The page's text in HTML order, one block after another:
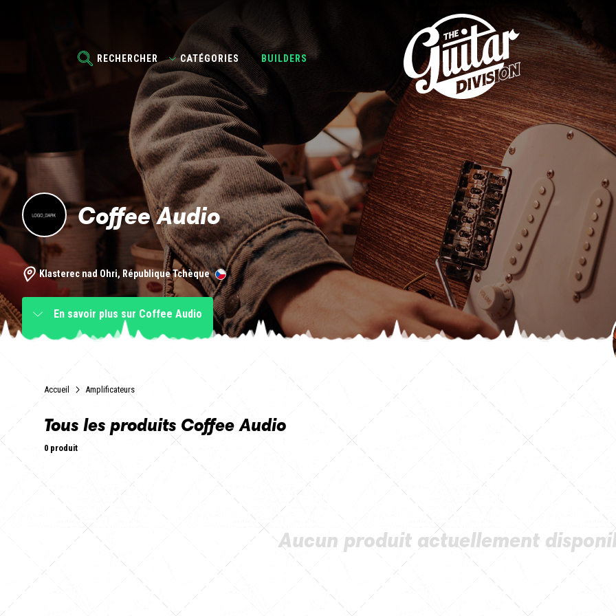
RECHERCHER CATÉGORIES BUILDERS
Coffee Audio
Klasterec nad Ohri, République Tchèque
En savoir plus sur Coffee Audio
Accueil Amplificateurs
Tous les produits Coffee Audio
0 produit
Aucun produit actuellement